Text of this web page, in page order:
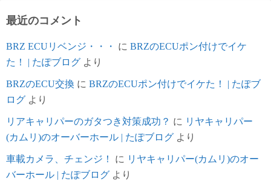
最近のコメント
BRZ ECUリベンジ・・・ に BRZのECUポン付けでイケ
た！ | たぽブログ より
BRZのECU交換 に BRZのECUポン付けでイケた！ | たぽブ
ログ より
リアキャリパーのガタつき対策成功？ に リヤキャリパー
(カムリ)のオーバーホール | たぽブログ より
車載カメラ、チェンジ！ に リヤキャリパー(カムリ)のオー
バーホール | たぽブログ より